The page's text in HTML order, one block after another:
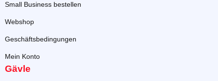
Small Business bestellen
Webshop
Geschäftsbedingungen
Mein Konto
Gävle